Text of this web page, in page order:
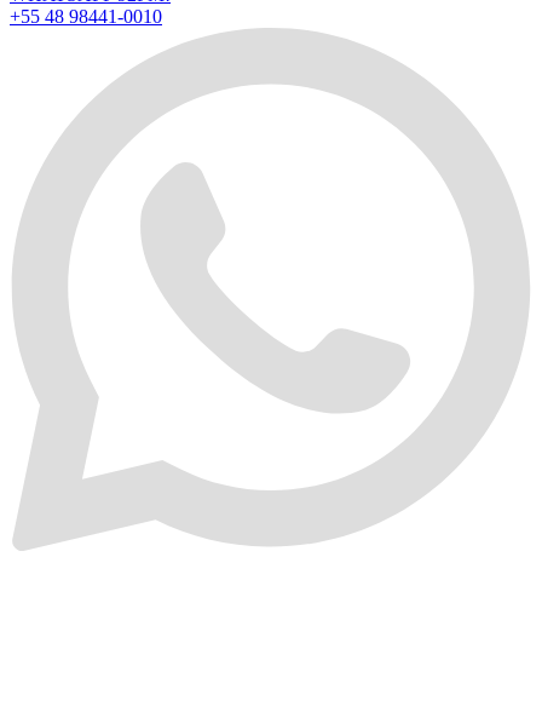
+55 48 98441-0010